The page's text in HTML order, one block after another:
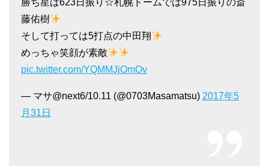
勝ち星は623日振り☆札幌ドームでは975日振りの斎
藤佑樹
そして打っては5打点の中田翔
めっちゃ笑顔が素敵
pic.twitter.com/YQMMJjOmOv
— マサ@next6/10.11 (@0703Masamatsu) 2017年5
月31日